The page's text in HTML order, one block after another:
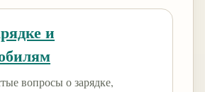
и
вопросы о зарядке,